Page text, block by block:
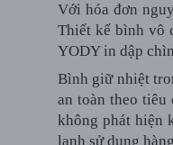
Với hóa đơn
Thiết kế bình vô
YODY in dập
Bình giữ nhiệt
an toàn theo tiêu
không phát hiện
lạnh sử dụng